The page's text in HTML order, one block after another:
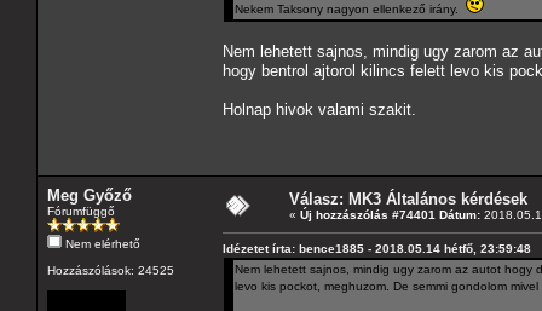
Nekem Taksony nagyon ellenkező irány.
Nem lehetett sajnos, mindig ugy zarom az
hogy bentrol ajtorol kilincs felett levo kis
Holnap hivok valami szakit.
Meg Győző
Fórumfüggő
Nem elérhető
Hozzászólások: 24525
Válasz: MK3 Általános kérdések
« Új hozzászólás #74401 Dátum:
Idézetet írta: bence1885 - 2018.05.14 hétfő, 23:59:48
Nem lehetett sajnos, mindig ugy zarom az autot hogy
levo kis pockot, meghuzom. De semmi gondolom